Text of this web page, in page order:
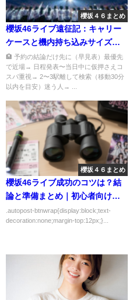
櫻坂４６まとめ
櫻坂46ライブ遠征記：キャリー
ケースと機内持ち込みサイズの
話
🏨 予約の結論だけ先に（早見表）最優先
で近場→ 日程発表〜当日中に仮押さえコ
スパ重視→ 2〜3駅離して検索（移動30分
以内を目安）迷う人→ ...
櫻坂４６まとめ
櫻坂46ライブ成功のコツは？結
論と準備まとめ｜初心者向けに
わかりやすく解説
.autopost-btnwrap{display:block;text-
decoration:none;margin-top:12px;}...